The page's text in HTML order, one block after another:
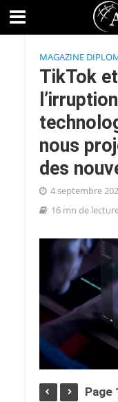
MAGAZINE
TikTok
nous
des
4 septembre
16 mn de
Page